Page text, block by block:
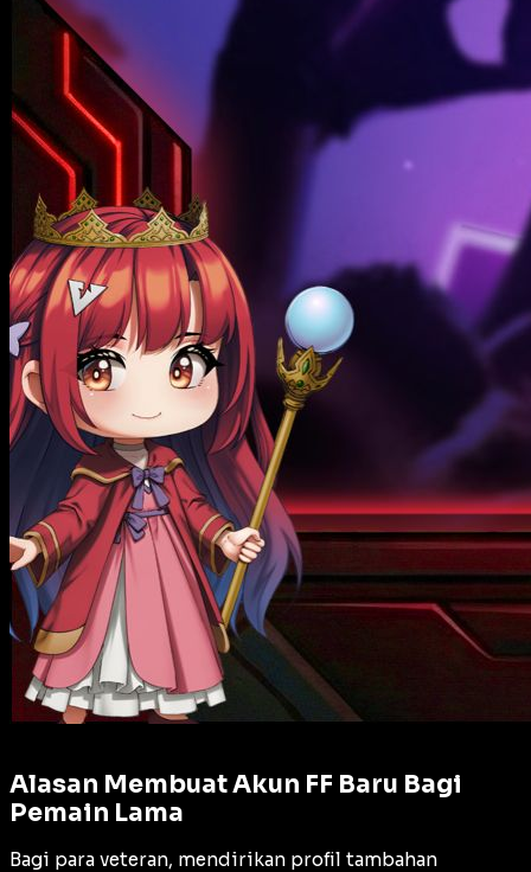
Alasan Membuat Akun FF Baru Bagi
Pemain Lama
Bagi para veteran, mendirikan profil tambahan